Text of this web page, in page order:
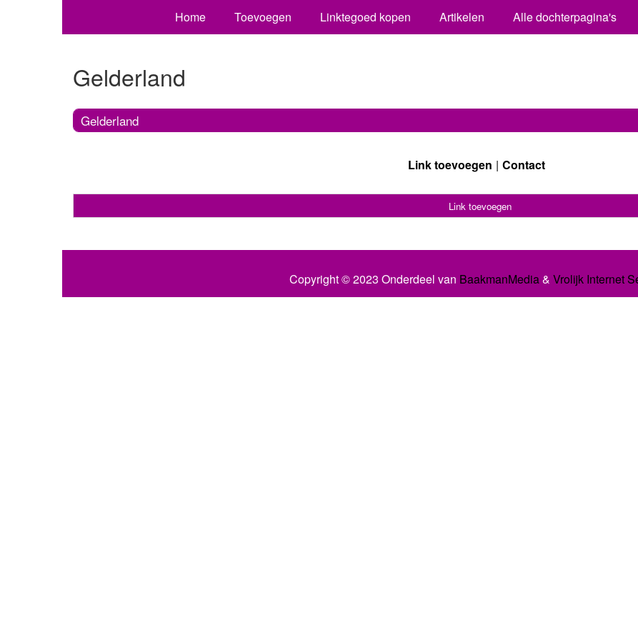
Home Toevoegen Linktegoed kopen Artikelen Alle dochterpagina's
Gelderland
Gelderland
Link toevoegen Contact
Link toevoegen
Copyright © 2023 Onderdeel van BaakmanMedia& Vrolijk Internet